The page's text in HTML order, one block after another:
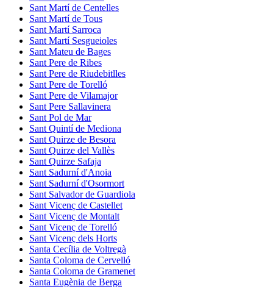
Sant Martí de Centelles
Sant Martí de Tous
Sant Martí Sarroca
Sant Martí Sesgueioles
Sant Mateu de Bages
Sant Pere de Ribes
Sant Pere de Riudebitlles
Sant Pere de Torelló
Sant Pere de Vilamajor
Sant Pere Sallavinera
Sant Pol de Mar
Sant Quintí de Mediona
Sant Quirze de Besora
Sant Quirze del Vallès
Sant Quirze Safaja
Sant Sadurní d'Anoia
Sant Sadurní d'Osormort
Sant Salvador de Guardiola
Sant Vicenç de Castellet
Sant Vicenç de Montalt
Sant Vicenç de Torelló
Sant Vicenç dels Horts
Santa Cecília de Voltregà
Santa Coloma de Cervelló
Santa Coloma de Gramenet
Santa Eugènia de Berga